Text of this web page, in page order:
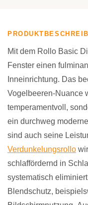
Mit dem Rollo Basic
Fenster einen
Inneinrichtung. Das
Vogelbeeren-Nuance
temperamentvoll,
ein durchweg
sind auch seine
Verdunkelungsrollo
schlaffördernd in
systematisch
Blendschutz,